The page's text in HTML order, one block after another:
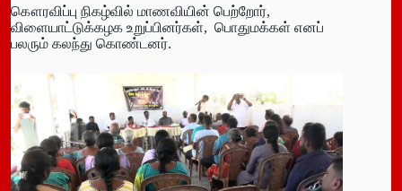
கௌரவிப்பு நிகழ்வில் மாணவியின் பெற்றோர்,
விளையாட்டுக்கழக உறுப்பினர்கள், பொதுமக்கள் எனப்
பலரும் கலந்து கொண்டனர்.